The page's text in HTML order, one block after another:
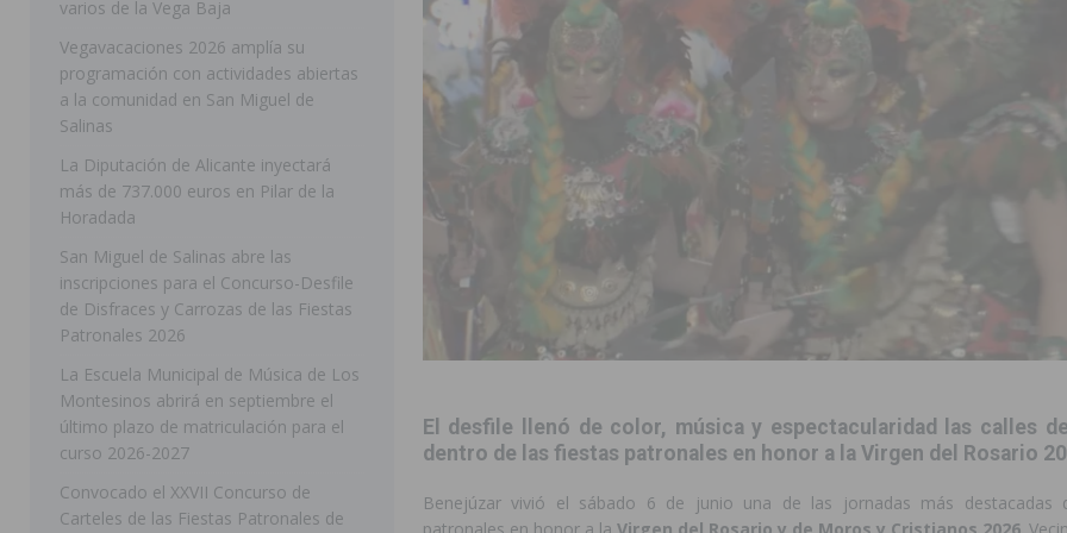
[ 05/08/2026 ]
Orihuela ultima diferentes soluciones para garantizar la seguridad y la continuidad educativa del alumnado del
CEIP Virgen de la Puerta
ORIHUELA
Torrevieja presenta su programación de finales de 2026 tras superar los 78.000 espectadores
[ 05/08/2026 ] Sanidad Orihuela llama a observar el eclipse solar del 12 de agosto con protección homologada y a planificar
los desplazamientos
ORIHUELA
Orihuela acogerá una sesión informativa sobre los recursos disponibles para las mujeres víctimas de violencia
ORIHUELA
[ 06/08/2026 ]
Redován presenta la programación de sus Fiestas Patronales en honor a la Virgen de la Salud y San Miguel
[ 06/08/2026 ] El PSOE denuncia una nueva prórroga de la ORA en Orihuela ‘sin mejoras ni bonificaciones’
[ 06/08/2026 ]
La Diputación destina dos millones de euros a la prevención de incendios en los municipios alicantinos, entre
ellos varios de la Vega Baja
[ 06/08/2026 ] Vegavacaciones 2026 amplía su programación con actividades abiertas a la comunidad en San Miguel de Salinas
El desfile llenó de color, música y espectacularidad las calles
dentro de las fiestas patronales en honor a la Virgen del Rosario
Benejúzar vivió el sábado 6 de junio una de las jornadas más destacadas
varios de la Vega Baja
Vegavacaciones 2026 amplía su
programación con actividades abiertas
a la comunidad en San Miguel de
Salinas
La Diputación de Alicante inyectará
más de 737.000 euros en Pilar de la
Horadada
San Miguel de Salinas abre las
inscripciones para el Concurso-Desfile
de Disfraces y Carrozas de las Fiestas
Patronales 2026
La Escuela Municipal de Música de Los
Montesinos abrirá en septiembre el
último plazo de matriculación para el
curso 2026-2027
Convocado el XXVII Concurso de
Carteles de las Fiestas Patronales de